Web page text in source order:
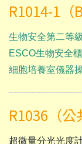
R1014-1（
生物安全第二等
ESCO生物安全
細胞培養室儀器
R1036（公
超微量分光光度